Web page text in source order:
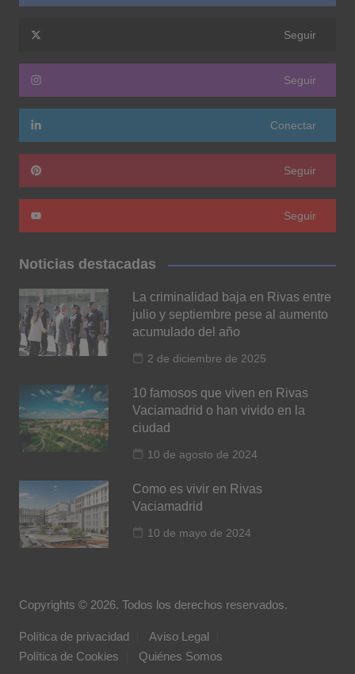
Seguir
Seguir
Conectar
Seguir
Seguir
Noticias destacadas
La criminalidad baja en Rivas entre
julio y septiembre pese al aumento
acumulado del año
2 de diciembre de 2025
10 famosos que viven en Rivas
Vaciamadrid o han vivido en la
ciudad
10 de agosto de 2024
Como es vivir en Rivas
Vaciamadrid
10 de mayo de 2024
Copyrights © 2026. Todos los derechos reservados.
Política de privacidad
Aviso Legal
Política de Cookies
Quiénes Somos